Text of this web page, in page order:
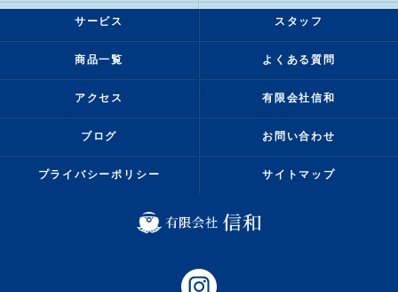
サービス スタッフ
商品一覧 よくある質問
アクセス 有限会社信和
ブログ お問い合わせ
プライバシーポリシー サイトマップ